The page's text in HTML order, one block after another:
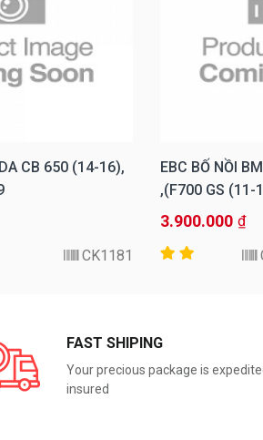
EBC BỐ NỒI
F700 GS (11-
3.900.000 ₫
CB 650 (14-16),
CK1181
FAST SHIPING
Your precious package is
insured